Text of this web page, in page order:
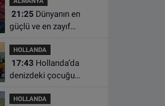
geçiş ve trafik
borcunuzu kontrol edin
21:25
güçlü ve en zayıf
HOLLANDA
17:43
denizdeki çocuğu
kadın hayatını yitirdi
HOLLANDA